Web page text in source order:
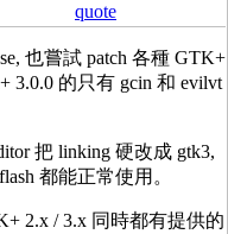
quote
也嘗試 patch 各種 GTK+
3.0.0 的只有 gcin 和 evilvt
把 linking 硬改成 gtk3,
都能正常使用。
2.x / 3.x 同時都有提供的